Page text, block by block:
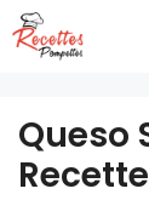
Aller
au
Queso